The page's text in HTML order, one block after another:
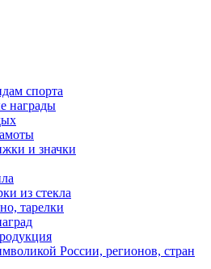
спорта
награды
и значки
из стекла
тарелки
России, регионов, стран